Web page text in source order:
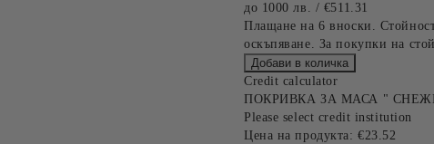
до 1000 лв. / €511.31
Плащане на 6 вноски.
оскъпяване. За покупки на
Credit calculator
ПОКРИВКА ЗА МАСА "
Please select credit institution
Цена на продукта: €23.52